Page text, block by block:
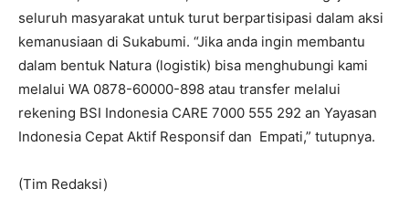
seluruh masyarakat untuk turut berpartisipasi dalam aksi
kemanusiaan di Sukabumi. “Jika anda ingin membantu
dalam bentuk Natura (logistik) bisa menghubungi kami
melalui WA 0878-60000-898 atau transfer melalui
rekening BSI Indonesia CARE 7000 555 292 an Yayasan
Indonesia Cepat Aktif Responsif dan Empati,” tutupnya.
(Tim Redaksi)